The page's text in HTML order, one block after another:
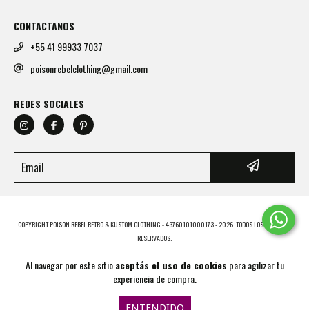
Al navegar por este sitioaceptás el uso de cookies para agilizar tu
experiencia de compra.
CONTACTANOS
+55 41 99933 7037
poisonrebelclothing@gmail.com
REDES SOCIALES
COPYRIGHT POISON REBEL RETRO & KUSTOM CLOTHING - 43760101000173 - 2026. TODOS LOS DERECHOS
RESERVADOS.